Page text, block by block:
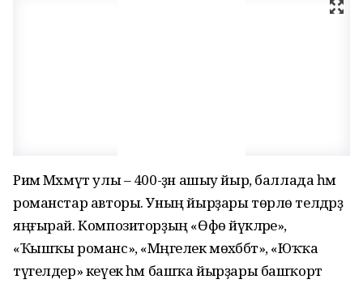
Рим Мәхмүт улы – 400-ҙән ашыу йыр, баллада һәм
романстар авторы. Уның йырҙары төрлө телдәрҙә
яңғырай. Композиторҙың «Өфө йүкәләре»,
«Ҡышҡы романс», «Мәңгелек мөхәббәт», «Юҡҡа
түгелдер» кеүек һәм башҡа йырҙары башҡорт